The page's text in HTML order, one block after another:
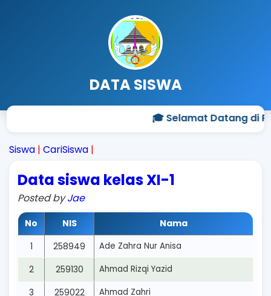
DATA SISWA
🎓 Selamat Datang di
Siswa | CariSiswa |
Data siswa kelas XI-1
Posted byJae
No NIS
Nama
1
258949 Ade Zahra Nur Anisa
2 259130 Ahmad Rizqi Yazid
3 259022 Ahmad Zahri